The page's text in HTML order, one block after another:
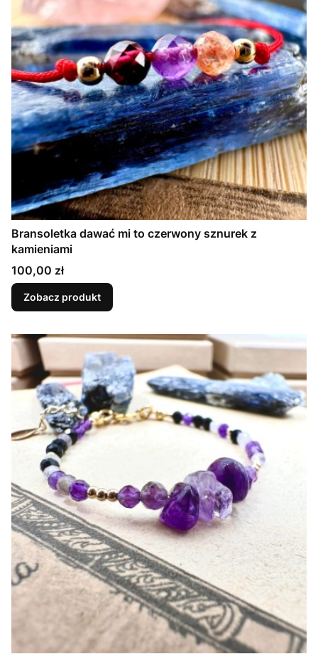
Bransoletka dawać mi to czerwony sznurek z
kamieniami
Cena
100,00 zł
Zobacz produkt